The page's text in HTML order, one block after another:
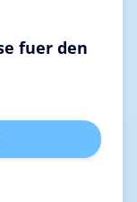
fuer den